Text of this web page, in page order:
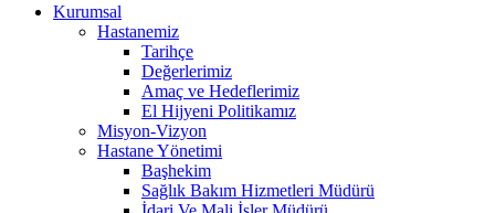
Kurumsal
Hastanemiz
Tarihçe
Değerlerimiz
Amaç ve Hedeflerimiz
El Hijyeni Politikamız
Misyon-Vizyon
Hastane Yönetimi
Başhekim
Sağlık Bakım Hizmetleri Müdürü